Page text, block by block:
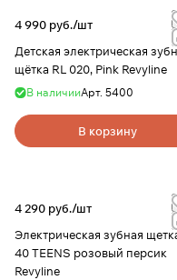
4 990 руб./шт
Детская электрическая
щётка RL 020, Pink Revyline
В наличииАрт. 5400
В корзину
4 290 руб./шт
Электрическая зубная щетка
40 TEENS розовый персик
Revyline